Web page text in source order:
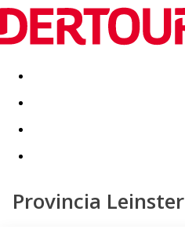
Destinatii Vacanta perfecta
Provincia Leinster